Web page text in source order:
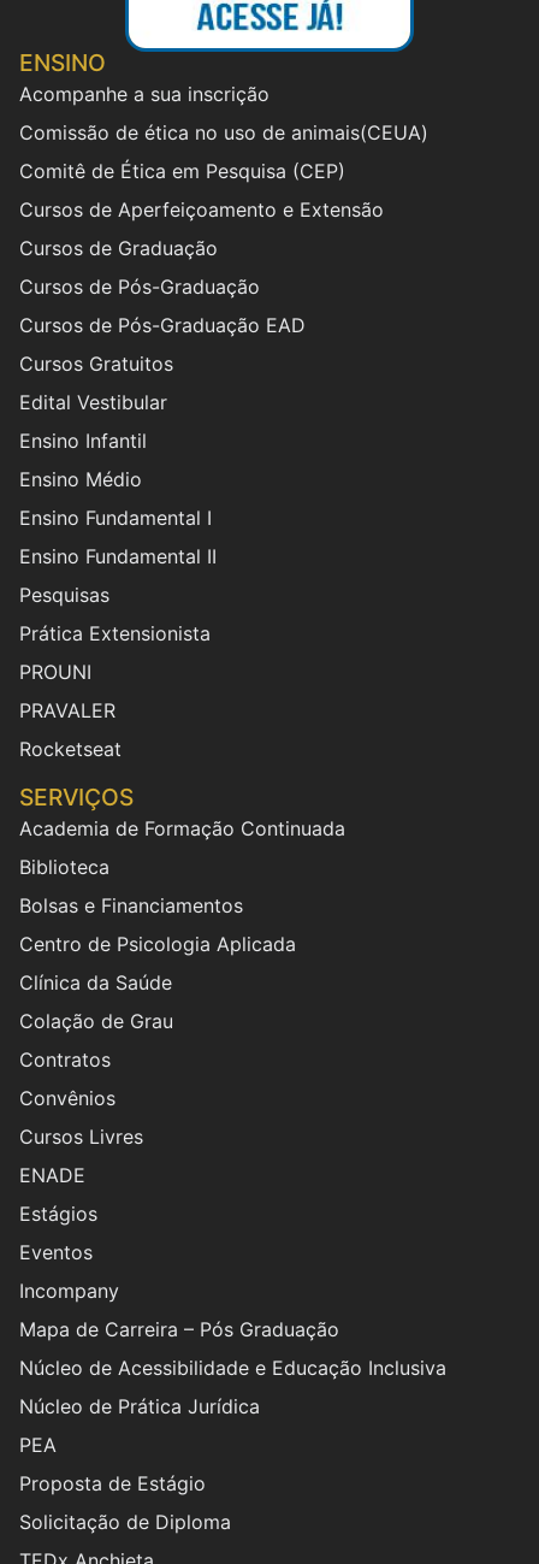
ENSINO
Acompanhe a sua inscrição
Comissão de ética no uso de animais(CEUA)
Comitê de Ética em Pesquisa (CEP)
Cursos de Aperfeiçoamento e Extensão
Cursos de Graduação
Cursos de Pós-Graduação
Cursos de Pós-Graduação EAD
Cursos Gratuitos
Edital Vestibular
Ensino Infantil
Ensino Médio
Ensino Fundamental I
Ensino Fundamental II
Pesquisas
Prática Extensionista
PROUNI
PRAVALER
Rocketseat
SERVIÇOS
Academia de Formação Continuada
Biblioteca
Bolsas e Financiamentos
Centro de Psicologia Aplicada
Clínica da Saúde
Colação de Grau
Contratos
Convênios
Cursos Livres
ENADE
Estágios
Eventos
Incompany
Mapa de Carreira – Pós Graduação
Núcleo de Acessibilidade e Educação Inclusiva
Núcleo de Prática Jurídica
PEA
Proposta de Estágio
Solicitação de Diploma